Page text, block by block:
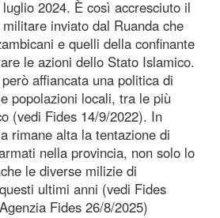
2024. È così accresciuto il
inviato dal Ruanda che
e quelli della confinante
le azioni dello Stato Islamico.
affiancata una politica di
popolazioni locali, tra le più
(vedi Fides 14/9/2022). In
rimane alta la tentazione di
nella provincia, non solo lo
le diverse milizie di
ultimi anni (vedi Fides
Fides 26/8/2025)